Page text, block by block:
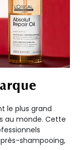
le plus grand
au monde. Cette
shampooing,